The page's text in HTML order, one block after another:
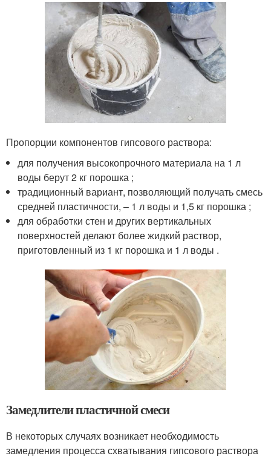
Пропорции компонентов гипсового раствора:
для получения высокопрочного материала на 1 л
воды берут 2 кг порошка ;
традиционный вариант, позволяющий получать смесь
средней пластичности, – 1 л воды и 1,5 кг порошка ;
для обработки стен и других вертикальных
поверхностей делают более жидкий раствор,
приготовленный из 1 кг порошка и 1 л воды .
Замедлители пластичной смеси
В некоторых случаях возникает необходимость
замедления процесса схватывания гипсового раствора